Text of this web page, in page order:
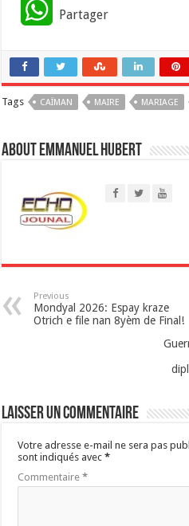
W
a
t
p
p
Partager
Tags CAÏMAN MAIRE MARIAGE
About Emmanuel Hubert
Previous
Mondyal 2026: Espay kraze
Otrich e file nan 8yèm de Final!
Laisser un commentaire
Votre adresse e-mail ne sera pas
sont indiqués avec*
Commentaire*